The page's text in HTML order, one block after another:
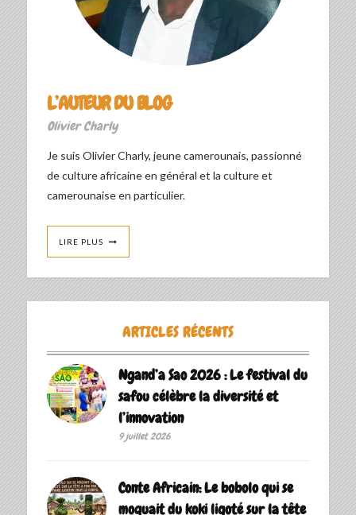
L’AUTEUR DU BLOG
Olivier Charly
Je suis Olivier Charly, jeune camerounais, passionné
de culture africaine en général et la culture et
camerounaise en particulier.
LIRE PLUS
ARTICLES RÉCENTS
Ngand’a Sao 2026 : Le festival du
safou célèbre la diversité et
l’innovation
9 juillet 2026
Conte Africain: Le bobolo qui se
moquait du koki ligoté sur la tête